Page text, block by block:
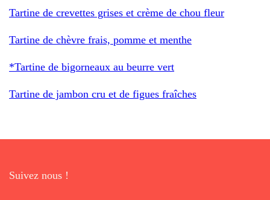
Tartine de crevettes grises et crème de chou fleur
Tartine de chèvre frais, pomme et menthe
*Tartine de bigorneaux au beurre vert
Tartine de jambon cru et de figues fraîches
Suivez nous !